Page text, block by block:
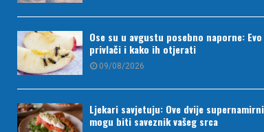
Ose su u avgustu posebno naporne:
privlači i kako ih otjerati
09/08/2026
Ljekari savjetuju: Ove dvije
mogu biti saveznik vašeg srca